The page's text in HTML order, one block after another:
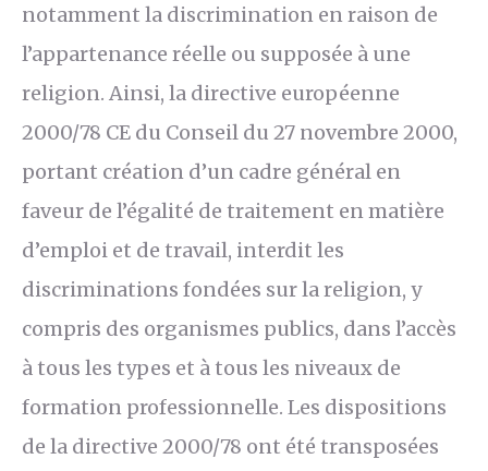
notamment la discrimination en raison de
l’appartenance réelle ou supposée à une
religion. Ainsi, la directive européenne
2000/78 CE du Conseil du 27 novembre 2000,
portant création d’un cadre général en
faveur de l’égalité de traitement en matière
d’emploi et de travail, interdit les
discriminations fondées sur la religion, y
compris des organismes publics, dans l’accès
à tous les types et à tous les niveaux de
formation professionnelle. Les dispositions
de la directive 2000/78 ont été transposées